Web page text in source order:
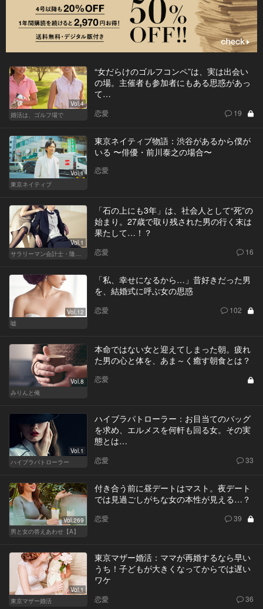
Vol.4
婚活は、ゴルフ場で
“女だらけのゴルフコンペ”は、実は出会い
の場。主催者も参加者にもある思惑があっ
て…
恋愛 19
Vol.1
東京ネイティブ
東京ネイティブ物語：渋谷があるから僕が
いる 〜俳優・前川泰之の場合〜
恋愛
Vol.1
サラリーマン会計士・隆一の迷い
「石の上にも3年」は、社会人として“死”の
始まり。27歳で取り残された男の行く末は
果たして…！？
恋愛 16
Vol.12
嘘
「私、幸せになるから…」昔好きだった男
を、結婚式に呼ぶ女の思惑
恋愛 102
Vol.8
みりんと俺
本命ではない女と迎えてしまった朝。疲れ
た男の心と体を、あま～く癒す朝食とは？
恋愛
Vol.1
ハイブラパトローラー
ハイブラパトローラー：お目当てのバッグ
を求め、エルメスを何軒も回る女。その実
態とは…
恋愛 33
Vol.269
男と女の答えあわせ【A】
付き合う前に昼デートはマスト。夜デート
では見過ごしがちな女の本性が見える…？
恋愛 39
Vol.1
東京マザー婚活
東京マザー婚活：ママが再婚するなら早い
うち！子どもが大きくなってからでは遅い
ワケ
恋愛 36